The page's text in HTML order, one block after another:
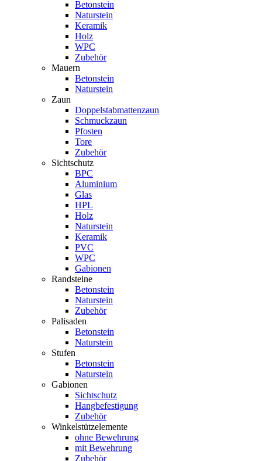
Betonstein
Naturstein
Keramik
Holz
WPC
Zubehör
Mauern
Betonstein
Naturstein
Zaun
Doppelstabmattenzaun
Schmuckzaun
Pfosten
Tore
Zubehör
Sichtschutz
BPC
Aluminium
Glas
HPL
Holz
Naturstein
Keramik
PVC
WPC
Gabionen
Randsteine
Betonstein
Naturstein
Zubehör
Palisaden
Betonstein
Naturstein
Stufen
Betonstein
Naturstein
Gabionen
Sichtschutz
Hangbefestigung
Zubehör
Winkelstützelemente
ohne Bewehrung
mit Bewehrung
Zubehör